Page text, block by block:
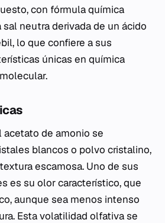
con fórmula química
sal neutra derivada de un ácido
lo que confiere a sus
únicas en química
acetato de amonio se
blancos o polvo cristalino,
escamosa. Uno de sus
es su olor característico, que
aunque sea menos intenso
Esta volatilidad olfativa se